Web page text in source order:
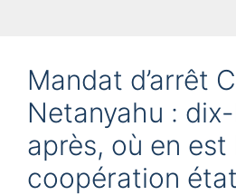
Mandat d’arrêt
Netanyahu :
après, où en est
coopération